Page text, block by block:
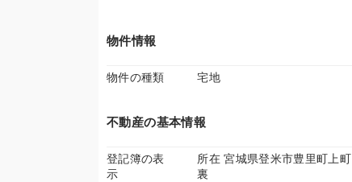
物件情報
物件の種類 宅地
不動産の基本情報
登記簿の表
示
所在 宮城県登米市豊里町上町
裏